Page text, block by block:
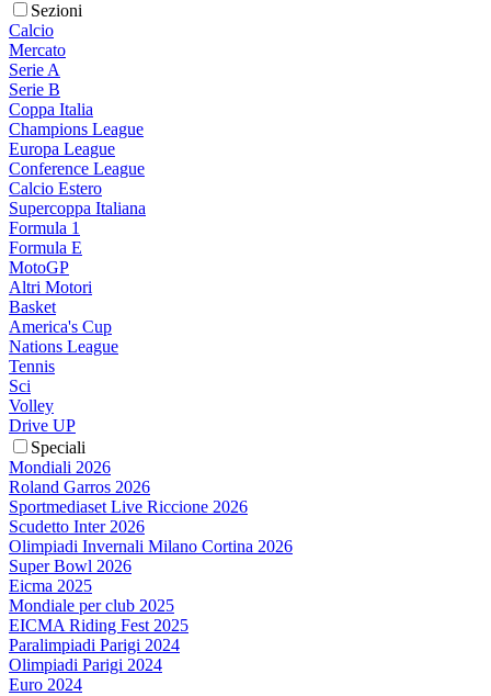
Sezioni
Calcio
Mercato
Serie A
Serie B
Coppa Italia
Champions League
Europa League
Conference League
Calcio Estero
Supercoppa Italiana
Formula 1
Formula E
MotoGP
Altri Motori
Basket
America's Cup
Nations League
Tennis
Sci
Volley
Drive UP
Speciali
Mondiali 2026
Roland Garros 2026
Sportmediaset Live Riccione 2026
Scudetto Inter 2026
Olimpiadi Invernali Milano Cortina 2026
Super Bowl 2026
Eicma 2025
Mondiale per club 2025
EICMA Riding Fest 2025
Paralimpiadi Parigi 2024
Olimpiadi Parigi 2024
Euro 2024